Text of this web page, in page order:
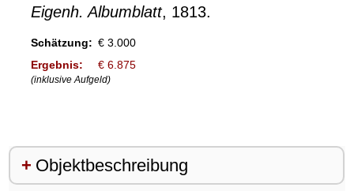
Eigenh. Albumblatt, 1813.
Schätzung: € 3.000
Ergebnis:
€ 6.875
(inklusive Aufgeld)
Objektbeschreibung